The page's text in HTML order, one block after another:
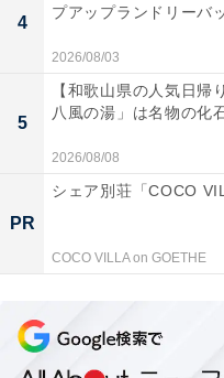
です。
4
プアップランドリーバ
2026/08/03
5
【和歌山県の人気日帰
八風の湯」は名物の化
2026/08/08
PR
シェア別荘「COCO
COCO VILLA on GOETHE